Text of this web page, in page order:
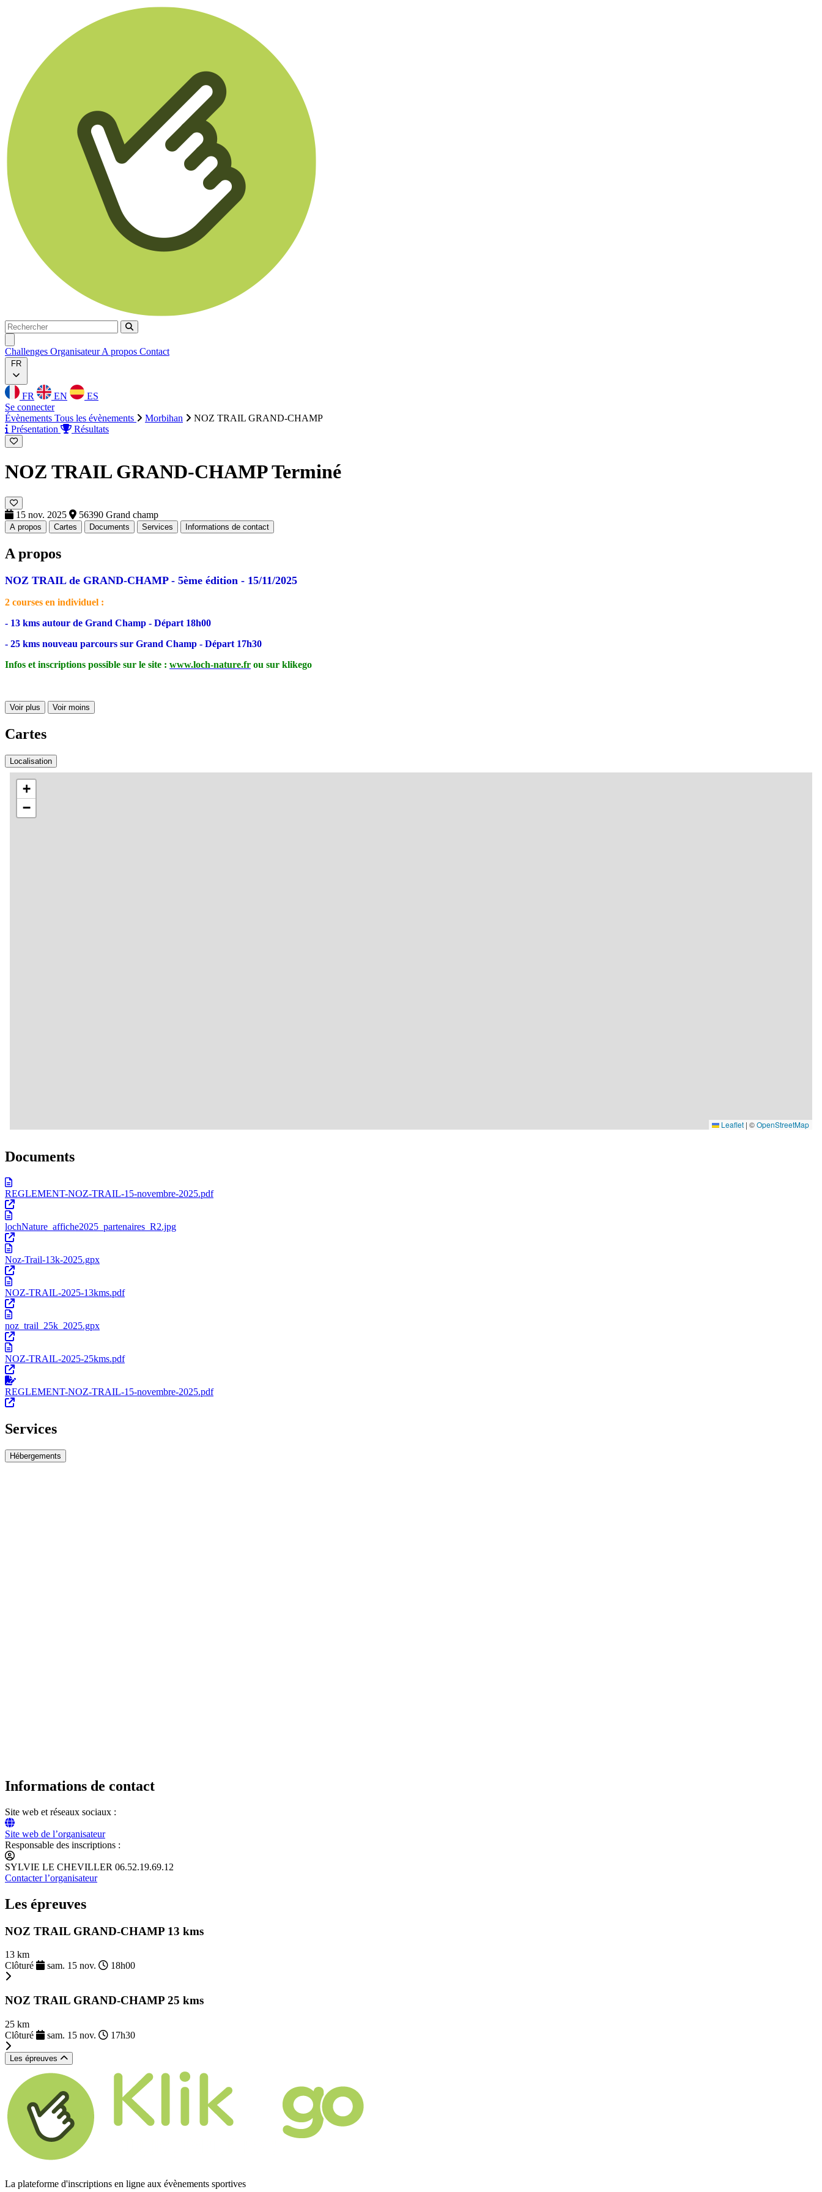
Rechercher
Rechercher
Challenges OrganisateurA propos Contact
FR
FR EN
ES
Se connecter
Évènements Tous les évènements Morbihan
NOZ TRAIL GRAND-CHAMP
Présentation
Résultats
NOZ TRAIL GRAND-CHAMPTerminé
15 nov. 2025 56390 Grand champ
A propos Cartes Documents Services Informations de contact
A propos
NOZ TRAIL de GRAND-CHAMP - 5ème édition - 15/11/2025
2 courses en individuel :
- 13 kms autour de Grand Champ - Départ 18h00
- 25 kms nouveau parcours sur Grand Champ - Départ 17h30
Infos et inscriptions possible sur le site : www.loch-nature.fr ou sur klikego
Voir plus Voir moins
Cartes
Localisation
Documents
REGLEMENT-NOZ-TRAIL-15-novembre-2025.pdf
lochNature_affiche2025_partenaires_R2.jpg
Noz-Trail-13k-2025.gpx
NOZ-TRAIL-2025-13kms.pdf
noz_trail_25k_2025.gpx
NOZ-TRAIL-2025-25kms.pdf
REGLEMENT-NOZ-TRAIL-15-novembre-2025.pdf
Services
Hébergements
Informations de contact
Site web et réseaux sociaux :
Site web de l’organisateur
Responsable des inscriptions :
SYLVIE LE CHEVILLER 06.52.19.69.12
Contacter l’organisateur
Les épreuves
NOZ TRAIL GRAND-CHAMP 13 kms
13 km
Clôturé
sam. 15 nov. 18h00
NOZ TRAIL GRAND-CHAMP 25 kms
25 km
Clôturé
sam. 15 nov. 17h30
Les épreuves
La plateforme d'inscriptions en ligne aux évènements sportives